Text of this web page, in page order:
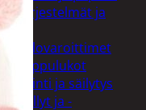
ja
Palovaroittimet
Riippulukot
ja säilytys
Hyllyt ja -